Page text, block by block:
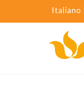
Italiano